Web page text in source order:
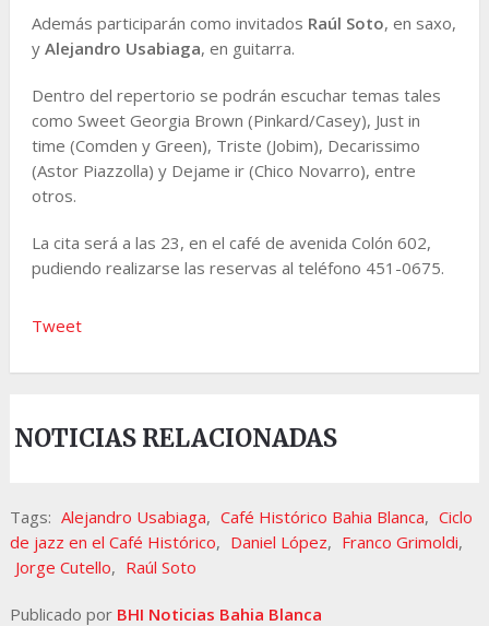
Además participarán como invitados Raúl Soto, en saxo,
y Alejandro Usabiaga, en guitarra.
Dentro del repertorio se podrán escuchar temas tales
como Sweet Georgia Brown (Pinkard/Casey), Just in
time (Comden y Green), Triste (Jobim), Decarissimo
(Astor Piazzolla) y Dejame ir (Chico Novarro), entre
otros.
La cita será a las 23, en el café de avenida Colón 602,
pudiendo realizarse las reservas al teléfono 451-0675.
Tweet
NOTICIAS RELACIONADAS
Tags: Alejandro Usabiaga, Café Histórico Bahia Blanca, Ciclo
de jazz en el Café Histórico, Daniel López, Franco Grimoldi,
Jorge Cutello, Raúl Soto
Publicado por BHI Noticias Bahia Blanca